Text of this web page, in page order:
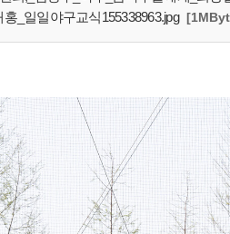
_일일야구교식155338963.jpg